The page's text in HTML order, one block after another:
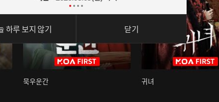
묵우운간 귀녀
하루 보지 않기 닫기